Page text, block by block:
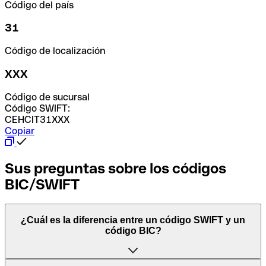
Código del país
31
Código de localización
XXX
Código de sucursal
Código SWIFT:
CEHCIT31XXX
Copiar
Sus preguntas sobre los códigos
BIC/SWIFT
¿Cuál es la diferencia entre un código SWIFT y un
código BIC?